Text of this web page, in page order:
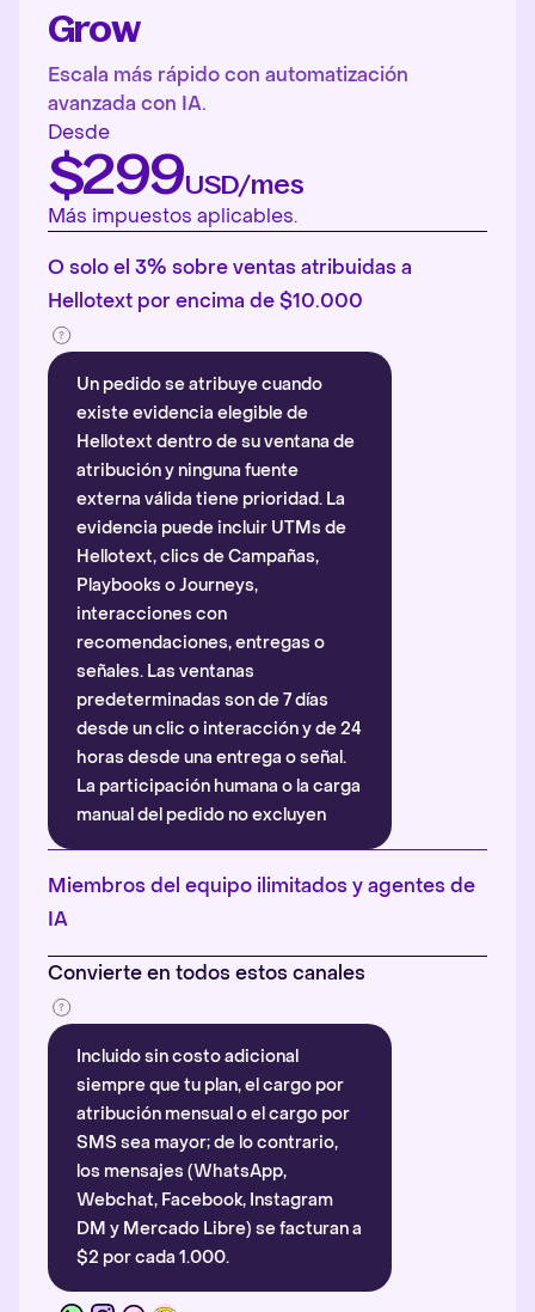
Grow
Escala más rápido con automatización
avanzada con IA.
Desde
$299USD/mes
Más impuestos aplicables.
O solo el 3% sobre ventas atribuidas a
Hellotext por encima de $10.000
Un pedido se atribuye cuando
existe evidencia elegible de
Hellotext dentro de su ventana de
atribución y ninguna fuente
externa válida tiene prioridad. La
evidencia puede incluir UTMs de
Hellotext, clics de Campañas,
Playbooks o Journeys,
interacciones con
recomendaciones, entregas o
señales. Las ventanas
predeterminadas son de 7 días
desde un clic o interacción y de 24
horas desde una entrega o señal.
La participación humana o la carga
manual del pedido no excluyen
automáticamente la atribución.
Más información
Miembros del equipo ilimitados y agentes de
IA
Convierte en todos estos canales
Incluido sin costo adicional
siempre que tu plan, el cargo por
atribución mensual o el cargo por
SMS sea mayor; de lo contrario,
los mensajes (WhatsApp,
Webchat, Facebook, Instagram
DM y Mercado Libre) se facturan a
$2 por cada 1.000.